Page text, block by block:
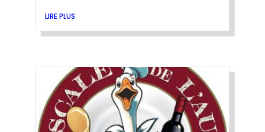
LIRE PLUS